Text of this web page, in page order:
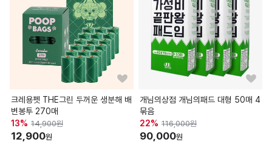
크레용펫 THE그린 두꺼운 생분해 배
변봉투 270매
13% 14,900원
12,900원
개님의상점 개님의패드 대형 50매 4
묶음
22% 116,000원
90,000원